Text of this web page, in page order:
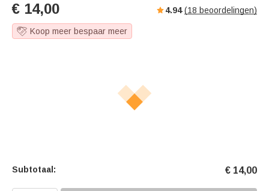
€ 14,00 4.94 (18 beoordelingen)
Koop meer bespaar meer
Subtotaal: € 14,00